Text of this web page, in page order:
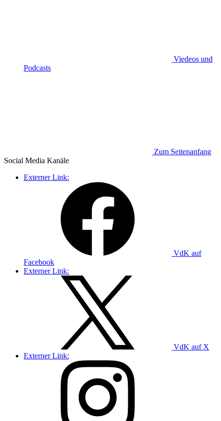
Viedeos und
Podcasts
Zum Seitenanfang
Social Media Kanäle
Externer Link:
VdK auf
Facebook
Externer Link:
VdK auf X
Externer Link: